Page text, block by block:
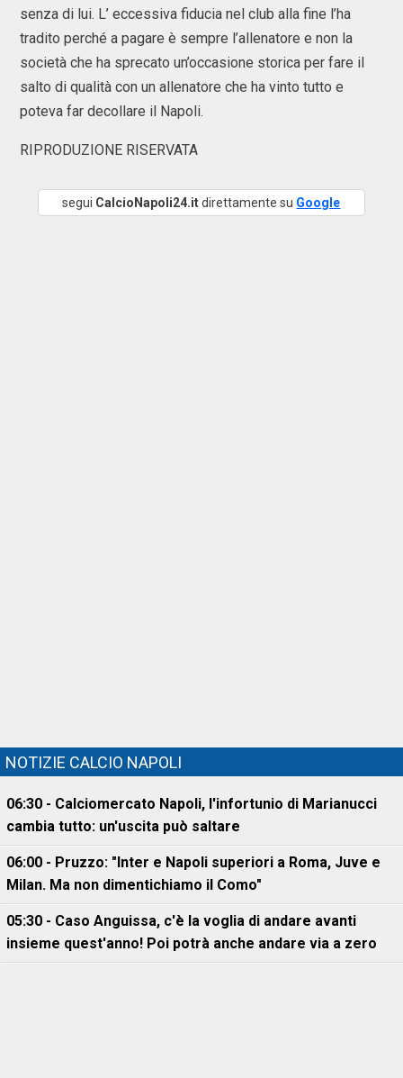
senza di lui. L’ eccessiva fiducia nel club alla fine l’ha
tradito perché a pagare è sempre l’allenatore e non la
società che ha sprecato un’occasione storica per fare il
salto di qualità con un allenatore che ha vinto tutto e
poteva far decollare il Napoli.
RIPRODUZIONE RISERVATA
segui CalcioNapoli24.itdirettamente su Google
NOTIZIE CALCIO NAPOLI
06:30 - Calciomercato Napoli, l'infortunio di Marianucci
cambia tutto: un'uscita può saltare
06:00 - Pruzzo: "Inter e Napoli superiori a Roma, Juve e
Milan. Ma non dimentichiamo il Como"
05:30 - Caso Anguissa, c'è la voglia di andare avanti
insieme quest'anno! Poi potrà anche andare via a zero